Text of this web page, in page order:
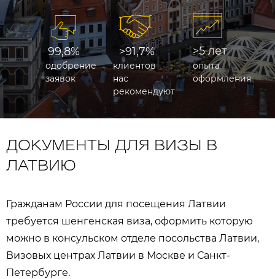
99,8%
одобрение
заявок
>5 лет
опыта
оформления
>91,7%
клиентов
нас
рекомендуют
ДОКУМЕНТЫ ДЛЯ ВИЗЫ В
ЛАТВИЮ
Гражданам России для посещения Латвии
требуется шенгенская виза, оформить которую
можно в консульском отделе посольства Латвии,
Визовых центрах Латвии в Москве и Санкт-
Петербурге.